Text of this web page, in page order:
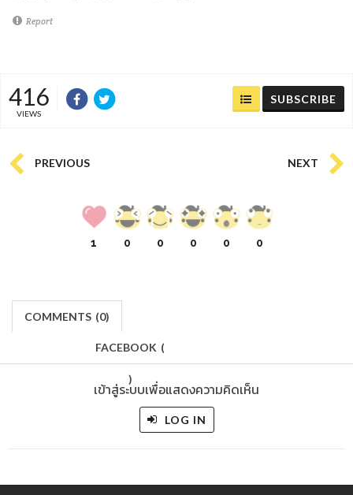
Report
416
VIEWS
SUBSCRIBE
PREVIOUS NEXT
1 0 0 0 0 0
COMMENTS (0)
FACEBOOK (
)
เข้าสู่ระบบเพื่อแสดงความคิดเห็น
LOG IN